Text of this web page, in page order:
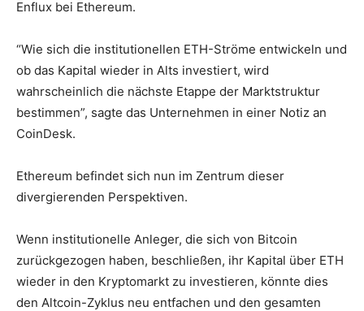
Enflux bei Ethereum.
“Wie sich die institutionellen ETH-Ströme entwickeln und
ob das Kapital wieder in Alts investiert, wird
wahrscheinlich die nächste Etappe der Marktstruktur
bestimmen”, sagte das Unternehmen in einer Notiz an
CoinDesk.
Ethereum befindet sich nun im Zentrum dieser
divergierenden Perspektiven.
Wenn institutionelle Anleger, die sich von Bitcoin
zurückgezogen haben, beschließen, ihr Kapital über ETH
wieder in den Kryptomarkt zu investieren, könnte dies
den Altcoin-Zyklus neu entfachen und den gesamten